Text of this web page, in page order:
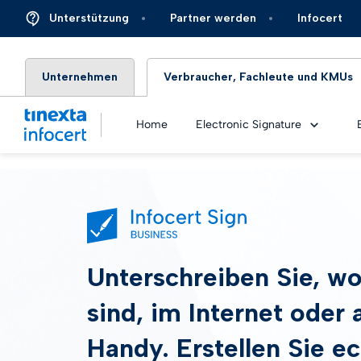
Unterstützung Partner werden Infocert
Unternehmen Verbraucher, Fachleute und KMUs
Home Electronic Signature
QES
eSeal
eSeal
Unterschreiben Sie,
sind, im Internet oder
Handy. Erstellen Sie